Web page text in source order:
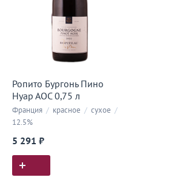
Ропито Бургонь Пино
Нуар АОС 0,75 л
Франция / красное / сухое /
12.5%
5 291 ₽